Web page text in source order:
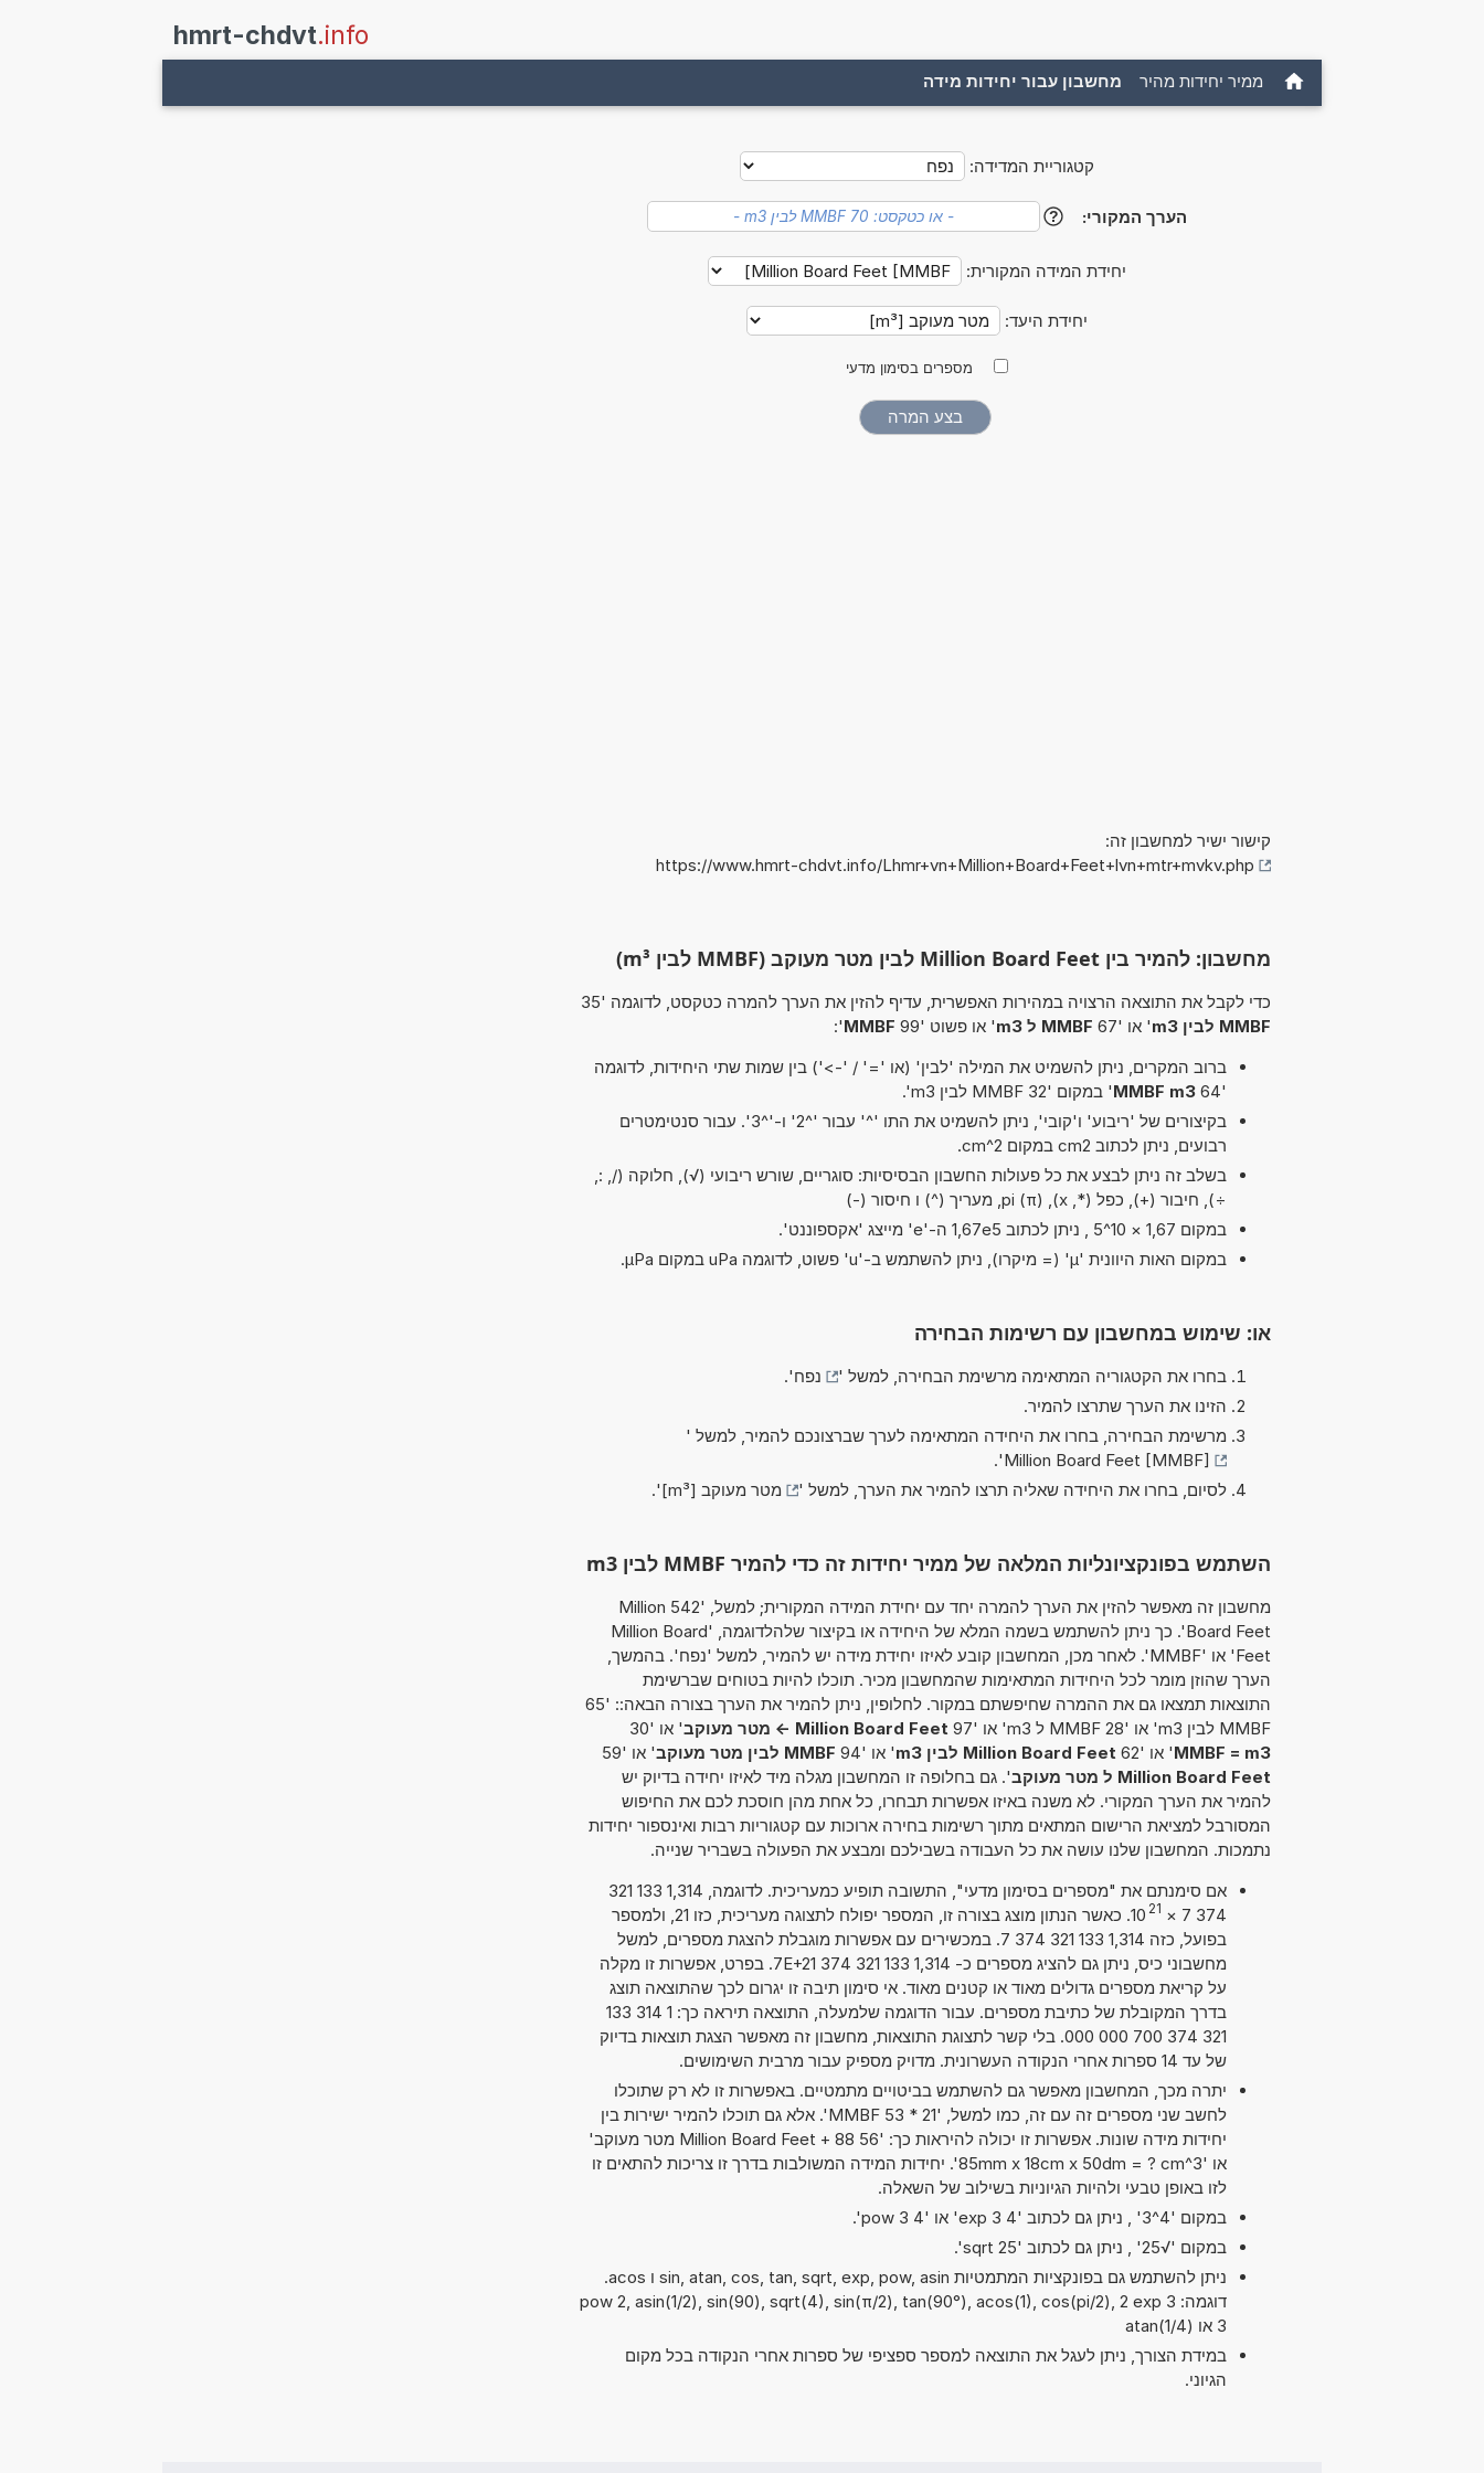
hmrt-chdvt.info
ממיר יחידות מהיר מחשבון עבור יחידות מידה
קטגוריית המדידה:
הערך המקורי: ?
יחידת המידה המקורית:
יחידת היעד:
מספרים בסימון מדעי
קישור ישיר למחשבון זה:
https://www.hmrt-chdvt.info/Lhmr+vn+Million+Board+Feet+lvn+mtr+mvkv.php
מחשבון: להמיר בין Million Board Feet לבין מטר מעוקב (MMBF לבין m³)
כדי לקבל את התוצאה הרצויה במהירות האפשרית, עדיף להזין את הערך להמרה כטקסט, לדוגמה '35
MMBF לבין m3
' או '67 MMBF ל m3 ' או פשוט '99 MMBF
':
ברוב המקרים, ניתן להשמיט את המילה 'לבין' (או '=' / '->') בין שמות שתי היחידות, לדוגמה
'64
MMBF m3' במקום '32 MMBF לבין m3'.
בקיצורים של 'ריבוע' ו'קובי', ניתן להשמיט את התו '^' עבור '^2' ו-'^3'. עבור סנטימטרים
רבועים, ניתן לכתוב cm2 במקום cm^2.
בשלב זה ניתן לבצע את כל פעולות החשבון הבסיסיות: סוגריים, שורש ריבועי (√), חלוקה (/, :,
÷), חיבור (+), כפל (*, x), pi (π), מעריך (^) ו חיסור (-)
במקום 1,67 × 10^5 , ניתן לכתוב 1,67e5 ה-'e' מייצג 'אקספוננט'.
במקום האות היוונית 'µ' (= מיקרו), ניתן להשתמש ב-'u' פשוט, לדוגמה uPa במקום µPa.
או: שימוש במחשבון עם רשימות הבחירה
בחרו את הקטגוריה המתאימה מרשימת הבחירה, למשל ' נפח'.
הזינו את הערך שתרצו להמיר.
מרשימת הבחירה, בחרו את היחידה המתאימה לערך שברצונכם להמיר, למשל '
Million Board Feet [MMBF]
'.
לסיום, בחרו את היחידה שאליה תרצו להמיר את הערך, למשל '
מטר מעוקב [m³] '.
השתמש בפונקציונליות המלאה של ממיר יחידות זה כדי להמיר MMBF לבין m3
מחשבון זה מאפשר להזין את הערך להמרה יחד עם יחידת המידה המקורית; למשל, '542 Million
Board Feet'. כך ניתן להשתמש בשמה המלא של היחידה או בקיצור שלהלדוגמה, 'Million Board
Feet' או 'MMBF'. לאחר מכן, המחשבון קובע לאיזו יחידת מידה יש להמיר, למשל 'נפח'. בהמשך,
הערך שהוזן מומר לכל היחידות המתאימות שהמחשבון מכיר. תוכלו להיות בטוחים שברשימת
התוצאות תמצאו גם את ההמרה שחיפשתם במקור. לחלופין, ניתן להמיר את הערך בצורה הבאה:: '65
MMBF לבין m3' או '28 MMBF ל m3' או '97
Million Board Feet -> מטר מעוקב
' או '30
MMBF = m3' או '62 Million Board Feet לבין m3 ' או '94 MMBF לבין מטר מעוקב
' או '59
Million Board Feet ל מטר מעוקב
'. גם בחלופה זו המחשבון מגלה מיד לאיזו יחידה בדיוק יש
להמיר את הערך המקורי. לא משנה באיזו אפשרות תבחרו, כל אחת מהן חוסכת לכם את החיפוש
המסורבל למציאת הרישום המתאים מתוך רשימות בחירה ארוכות עם קטגוריות רבות ואינספור יחידות
נתמכות. המחשבון שלנו עושה את כל העבודה בשבילכם ומבצע את הפעולה בשבריר שנייה.
אם סימנתם את "מספרים בסימון מדעי", התשובה תופיע כמעריכית. לדוגמה, 1,314 133 321
374 7
×
10 21
. כאשר הנתון מוצג בצורה זו, המספר יפולח לתצוגה מעריכית, כזו 21, ולמספר
בפועל, כזה 1,314 133 321 374 7. במכשירים עם אפשרות מוגבלת להצגת מספרים, למשל
מחשבוני כיס, ניתן גם להציג מספרים כ- 1,314 133 321 374 7E+21. בפרט, אפשרות זו מקלה
על קריאת מספרים גדולים מאוד או קטנים מאוד. אי סימון תיבה זו יגרום לכך שהתוצאה תוצג
בדרך המקובלת של כתיבת מספרים. עבור הדוגמה שלמעלה, התוצאה תיראה כך: 1 314 133
321 374 700 000 000. בלי קשר לתצוגת התוצאות, מחשבון זה מאפשר הצגת תוצאות בדיוק
של עד 14 ספרות אחרי הנקודה העשרונית. מדויק מספיק עבור מרבית השימושים.
יתרה מכך, המחשבון מאפשר גם להשתמש בביטויים מתמטיים. באפשרות זו לא רק שתוכלו
לחשב שני מספרים זה עם זה, כמו למשל, '21 * 53 MMBF'. אלא גם תוכלו להמיר ישירות בין
יחידות מידה שונות. אפשרות זו יכולה להיראות כך: '56 Million Board Feet + 88 מטר מעוקב'
או '85mm x 18cm x 50dm = ? cm^3'. יחידות המידה המשולבות בדרך זו צריכות להתאים זו
לזו באופן טבעי ולהיות הגיוניות בשילוב של השאלה.
במקום '4^3' , ניתן גם לכתוב '4 exp 3' או '4 pow 3'.
במקום '√25' , ניתן גם לכתוב 'sqrt 25'.
ניתן להשתמש גם בפונקציות המתמטיות sin, atan, cos, tan, sqrt, exp, pow, asin ו acos.
דוגמה: 3 pow 2, asin(1/2), sin(90), sqrt(4), sin(π/2), tan(90°), acos(1), cos(pi/2), 2 exp
3 או atan(1/4)
במידת הצורך, ניתן לעגל את התוצאה למספר ספציפי של ספרות אחרי הנקודה בכל מקום
הגיוני.